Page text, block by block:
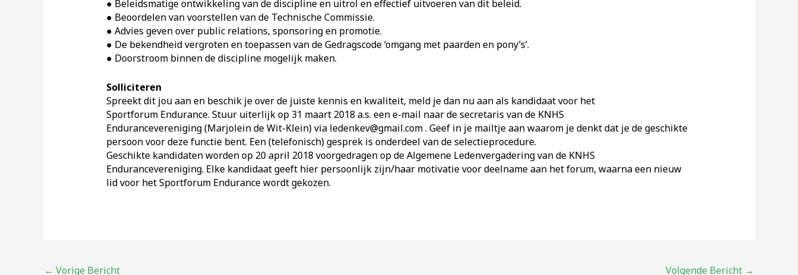
● Beleidsmatige ontwikkeling van de discipline en uitrol en effectief uitvoeren van dit beleid.
● Beoordelen van voorstellen van de Technische Commissie.
● Advies geven over public relations, sponsoring en promotie.
● De bekendheid vergroten en toepassen van de Gedragscode ‘omgang met paarden en pony’s’.
● Doorstroom binnen de discipline mogelijk maken.
Solliciteren
Spreekt dit jou aan en beschik je over de juiste kennis en kwaliteit, meld je dan nu aan als kandidaat voor het
Sportforum Endurance. Stuur uiterlijk op 31 maart 2018 a.s. een e-mail naar de secretaris van de KNHS
Endurancevereniging (Marjolein de Wit-Klein) via ledenkev@gmail.com . Geef in je mailtje aan waarom je denkt dat je de geschikte
persoon voor deze functie bent. Een (telefonisch) gesprek is onderdeel van de selectieprocedure.
Geschikte kandidaten worden op 20 april 2018 voorgedragen op de Algemene Ledenvergadering van de KNHS
Endurancevereniging. Elke kandidaat geeft hier persoonlijk zijn/haar motivatie voor deelname aan het forum, waarna een nieuw
lid voor het Sportforum Endurance wordt gekozen.
Bericht
← Vorige Bericht Volgende Bericht →